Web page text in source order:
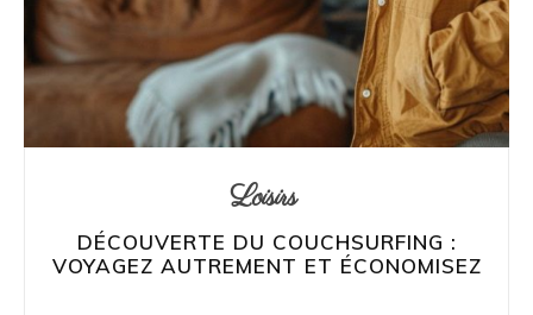
Loisirs
DÉCOUVERTE DU COUCHSURFING :
VOYAGEZ AUTREMENT ET ÉCONOMISEZ